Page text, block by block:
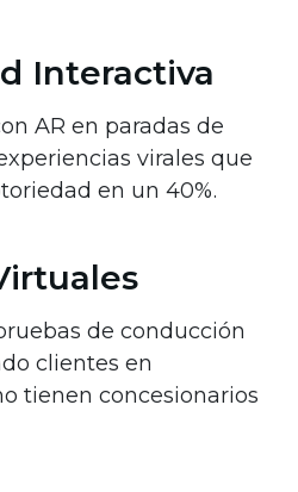
Interactiva
AR en paradas de
virales que
en un 40%.
de conducción
clientes en
tienen concesionarios